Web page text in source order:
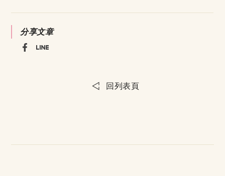
分享文章
回列表頁